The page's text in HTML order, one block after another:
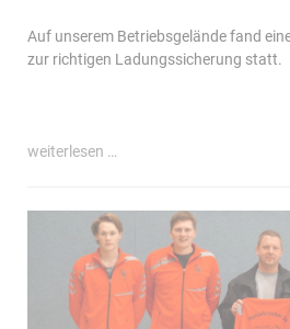
Auf unserem Betriebsgelände fand
zur richtigen Ladungssicherung statt.
weiterlesen …